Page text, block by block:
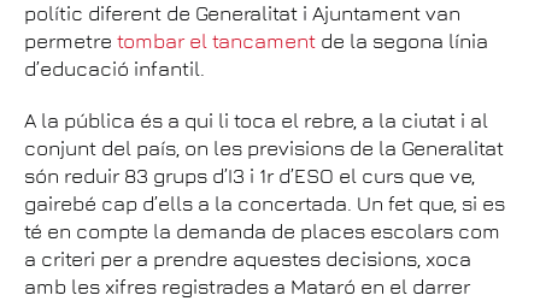
polític diferent de Generalitat i Ajuntament van
permetre tombar el tancament de la segona línia
d’educació infantil.
A la pública és a qui li toca el rebre, a la ciutat i al
conjunt del país, on les previsions de la Generalitat
són reduir 83 grups d’I3 i 1r d’ESO el curs que ve,
gairebé cap d’ells a la concertada. Un fet que, si es
té en compte la demanda de places escolars com
a criteri per a prendre aquestes decisions, xoca
amb les xifres registrades a Mataró en el darrer